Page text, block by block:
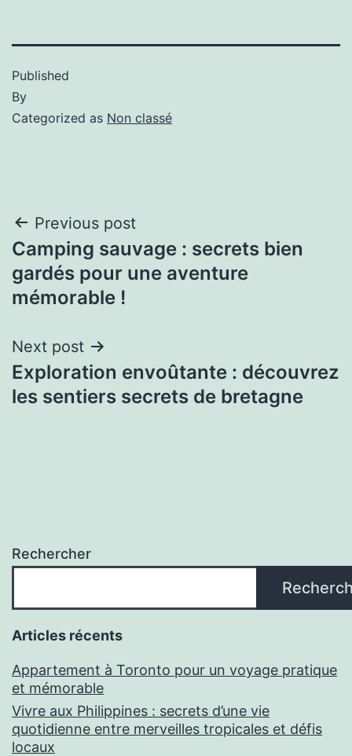
Published
By
Categorized as Non classé
Previous post
Camping sauvage : secrets bien
gardés pour une aventure
mémorable !
Next post
Exploration envoûtante : découvrez
les sentiers secrets de bretagne
Rechercher
Articles récents
Appartement à Toronto pour un voyage pratique
et mémorable
Vivre aux Philippines : secrets d’une vie
quotidienne entre merveilles tropicales et défis
locaux